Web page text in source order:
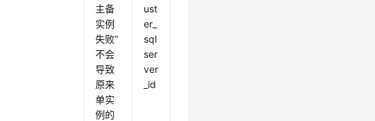
主备
实例
失败”
不会
导致
原来
单实
例的
ust
er_
sql
ser
ver
_id